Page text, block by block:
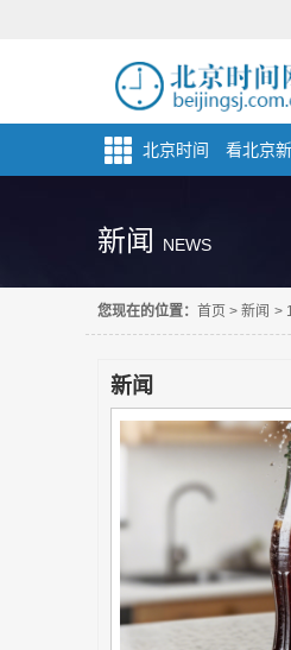
北京时间 看北京
新闻 NEWS
您现在的位置： 首页 > 新闻 >
新闻